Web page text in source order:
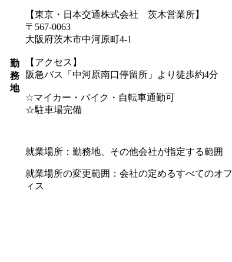
勤
務
地
【東京・日本交通株式会社 茨木営業所】
〒567-0063
大阪府茨木市中河原町4-1
【アクセス】
阪急バス「中河原南口停留所」より徒歩約4分
☆マイカー・バイク・自転車通勤可
☆駐車場完備
就業場所：勤務地、その他会社が指定する範囲
就業場所の変更範囲：会社の定めるすべてのオフ
ィス